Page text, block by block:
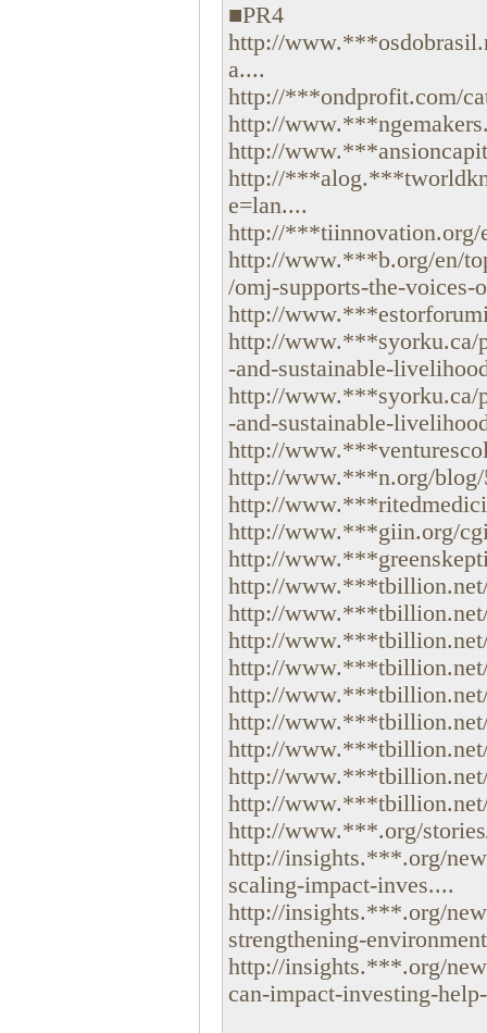
■PR4
http://
a....
http://***ondprofit.com/
http://
http://
http://
e=lan....
http://***tiinnovation.org/
http://www.***b.org/en/
/omj-supports-the-voices-
http://
http://www.***syorku.ca/
-and-sustainable-
http://www.***syorku.ca/
-and-sustainable-
http://
http://www.***n.org/
http://
http://www.***giin.org/
http://
http://www.***tbillion.net/
http://
http://
http://
http://
http://
http://
http://
http://
http://www.***.org/
http://insights.***.org/
scaling-impact-inves....
http://insights.***.org/
strengthening-
http://insights.***.org/
can-impact-investing-